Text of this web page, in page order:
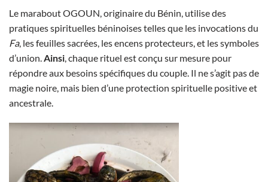
Le marabout OGOUN, originaire du Bénin, utilise des
pratiques spirituelles béninoises telles que les invocations du
Fa, les feuilles sacrées, les encens protecteurs, et les symboles
d’union.Ainsi, chaque rituel est conçu sur mesure pour
répondre aux besoins spécifiques du couple. Il ne s’agit pas de
magie noire, mais bien d’une protection spirituelle positive et
ancestrale.